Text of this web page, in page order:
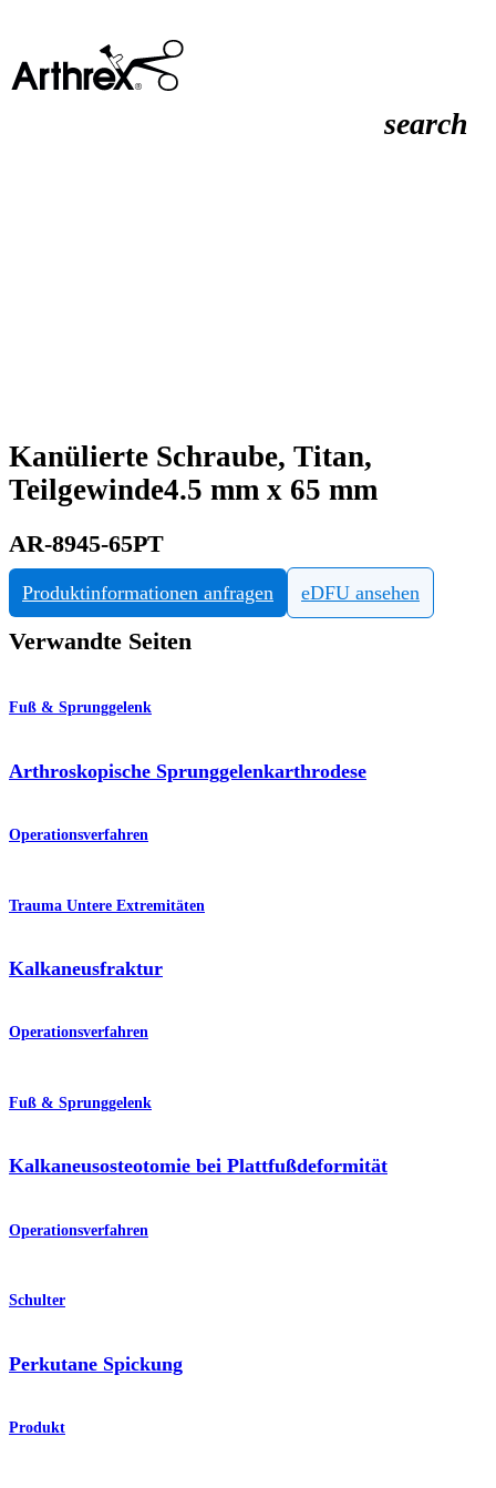
search
Kanülierte Schraube, Titan,
Teilgewinde4.5 mm x 65 mm
AR-8945-65PT
Produktinformationen anfragen eDFU ansehen
Verwandte Seiten
Fuß & Sprunggelenk
Arthroskopische Sprunggelenkarthrodese
Operationsverfahren
Trauma Untere Extremitäten
Kalkaneusfraktur
Operationsverfahren
Fuß & Sprunggelenk
Kalkaneusosteotomie bei Plattfußdeformität
Operationsverfahren
Schulter
Perkutane Spickung
Produkt